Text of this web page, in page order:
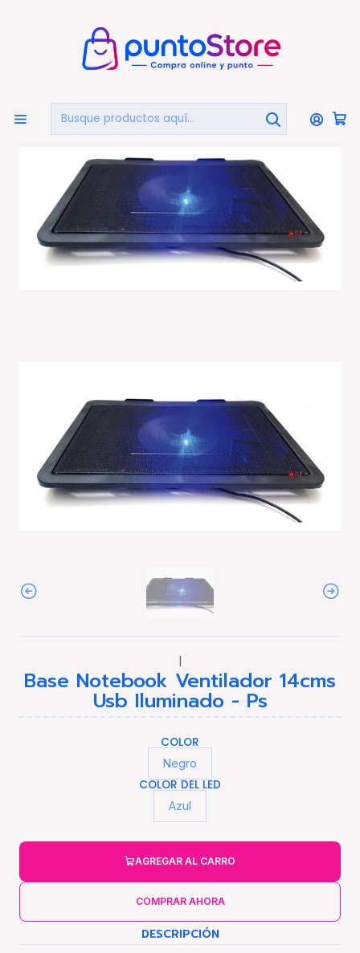
Inicio COMPUTACIÓN Bases Notebook
Base Notebook Ventilador 14cms Usb Iluminado - Ps
|
Base Notebook Ventilador 14cms
Usb Iluminado - Ps
COLOR
Negro
COLOR DEL LED
Azul
AGREGAR AL CARRO
COMPRAR AHORA
DESCRIPCIÓN